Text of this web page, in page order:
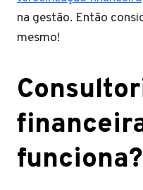
na gestão. Então
mesmo!
funciona?